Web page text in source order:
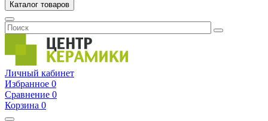
Каталог товаров
Личный кабинет
Избранное 0
Сравнение 0
Корзина 0